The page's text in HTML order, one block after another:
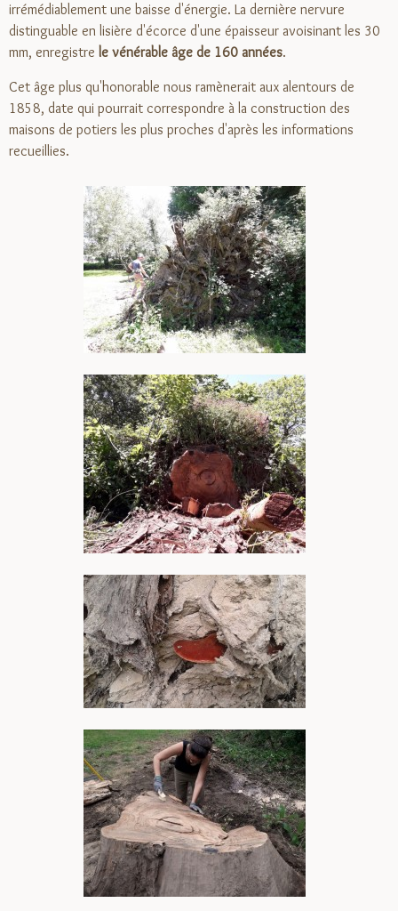
irrémédiablement une baisse d'énergie. La dernière nervure
distinguable en lisière d'écorce d'une épaisseur avoisinant les 30
mm, enregistre le vénérable âge de 160 années.
Cet âge plus qu'honorable nous ramènerait aux alentours de
1858, date qui pourrait correspondre à la construction des
maisons de potiers les plus proches d'après les informations
recueillies.